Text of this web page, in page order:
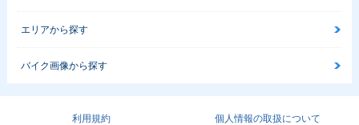
エリアから探す
バイク画像から探す
利用規約 個人情報の取扱について